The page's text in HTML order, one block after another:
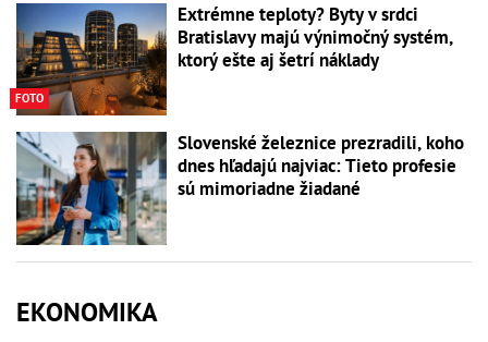
FOTO
Extrémne teploty? Byty v srdci
Bratislavy majú výnimočný systém,
ktorý ešte aj šetrí náklady
Slovenské železnice prezradili, koho
dnes hľadajú najviac: Tieto profesie
sú mimoriadne žiadané
EKONOMIKA